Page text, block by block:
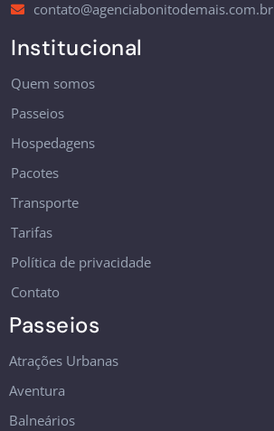
contato@agenciabonitodemais.com.br
Institucional
Quem somos
Passeios
Hospedagens
Pacotes
Transporte
Tarifas
Política de privacidade
Contato
Passeios
Atrações Urbanas
Aventura
Balneários